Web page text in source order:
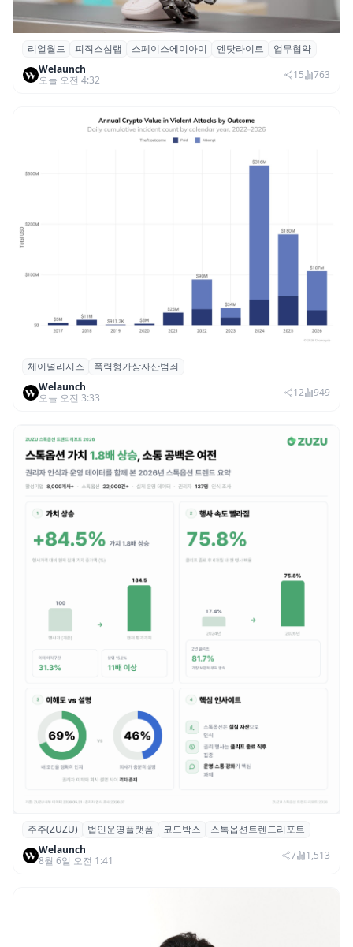
리얼월드, 로봇테크 스타트업 3곳과 손잡고
휴머노이드 표준 만든다
리얼월드 피직스심랩 스페이스에이아이 엔닷라이트
업무협약
Welaunch
오늘 오전 4:32
15 763
체이널리시스 “가상자산 보유자 대상 폭력
범죄 증가…상반기 탈취액 3000만 달러 돌파
체이널리시스
폭력형가상자산범죄
Welaunch
오늘 오전 3:33
12 949
스톡옵션 취소율 2년 만에 18.2%→31.3%…
권리 발생 즉시 행사 비중도 급증
주주(ZUZU) 법인운영플랫폼 코드박스
스톡옵션트렌드리포트
Welaunch
8월 6일 오전 1:41
7 1,513